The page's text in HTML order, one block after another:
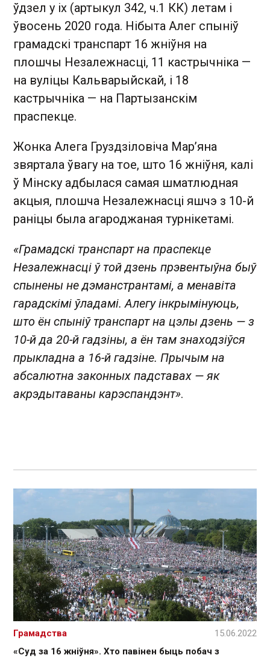
ўдзел у іх (артыкул 342, ч.1 КК) летам і
ўвосень 2020 года. Нібыта Алег спыніў
грамадскі транспарт 16 жніўня на
плошчы Незалежнасці, 11 кастрычніка —
на вуліцы Кальварыйскай, і 18
кастрычніка — на Партызанскім
праспекце.
Жонка Алега Груздзіловіча Мар’яна
звяртала ўвагу на тое, што 16 жніўня, калі
ў Мінску адбылася самая шматлюдная
акцыя, плошча Незалежнасці яшчэ з 10-й
раніцы была агароджаная турнікетамі.
«Грамадскі транспарт на праспекце
Незалежнасці ў той дзень прэвентыўна быў
спынены не дэманстрантамі, а менавіта
гарадскімі ўладамі. Алегу інкрымінуюць,
што ён спыніў транспарт на цэлы дзень — з
10-й да 20-й гадзіны, а ён там знаходзіўся
прыкладна а 16-й гадзіне. Прычым на
абсалютна законных падставах — як
акрэдытаваны карэспандэнт».
«Суд за 16 жніўня». Хто павінен быць побач з
Грамадства 15.06.2022